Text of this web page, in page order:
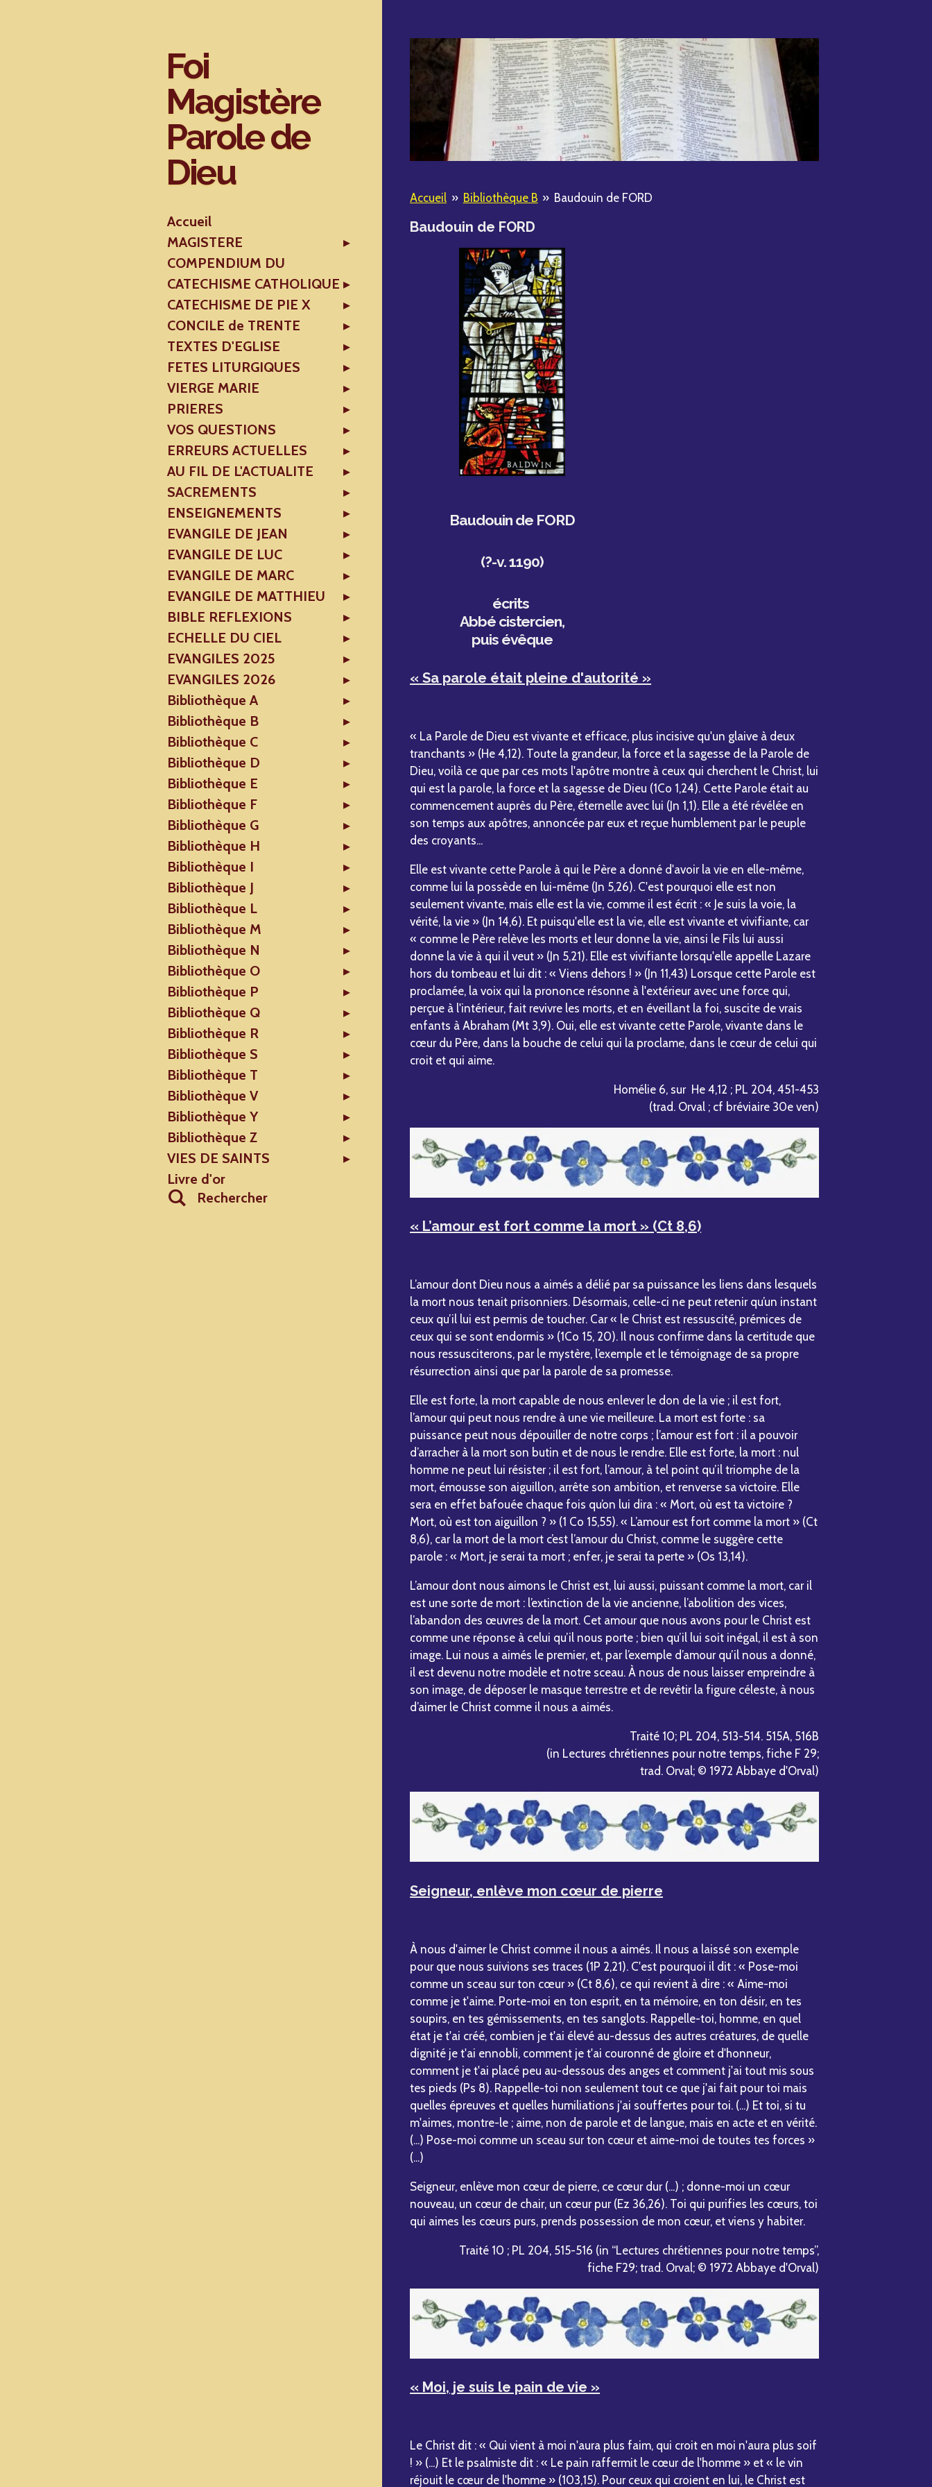
Accueil » Bibliothèque B » Baudouin de FORD
Baudouin de FORD
Baudouin de FORD
(?-v. 1190)
écrits
Abbé cistercien,
puis évêque
« Sa parole était pleine d'autorité »
« La Parole de Dieu est vivante et efficace, plus incisive qu'un glaive à deux
tranchants » (He 4,12). Toute la grandeur, la force et la sagesse de la Parole de
Dieu, voilà ce que par ces mots l'apôtre montre à ceux qui cherchent le Christ, lui
qui est la parole, la force et la sagesse de Dieu (1Co 1,24). Cette Parole était au
commencement auprès du Père, éternelle avec lui (Jn 1,1). Elle a été révélée en
son temps aux apôtres, annoncée par eux et reçue humblement par le peuple
des croyants...
Elle est vivante cette Parole à qui le Père a donné d'avoir la vie en elle-même,
comme lui la possède en lui-même (Jn 5,26). C'est pourquoi elle est non
seulement vivante, mais elle est la vie, comme il est écrit : « Je suis la voie, la
vérité, la vie » (Jn 14,6). Et puisqu'elle est la vie, elle est vivante et vivifiante, car
« comme le Père relève les morts et leur donne la vie, ainsi le Fils lui aussi
donne la vie à qui il veut » (Jn 5,21). Elle est vivifiante lorsqu'elle appelle Lazare
hors du tombeau et lui dit : « Viens dehors ! » (Jn 11,43) Lorsque cette Parole est
proclamée, la voix qui la prononce résonne à l'extérieur avec une force qui,
perçue à l'intérieur, fait revivre les morts, et en éveillant la foi, suscite de vrais
enfants à Abraham (Mt 3,9). Oui, elle est vivante cette Parole, vivante dans le
cœur du Père, dans la bouche de celui qui la proclame, dans le cœur de celui qui
croit et qui aime.
Homélie 6, sur He 4,12 ; PL 204, 451-453
(trad. Orval ; cf bréviaire 30e ven)
« L’amour est fort comme la mort » (Ct 8,6)
L’amour dont Dieu nous a aimés a délié par sa puissance les liens dans lesquels
la mort nous tenait prisonniers. Désormais, celle-ci ne peut retenir qu’un instant
ceux qu’il lui est permis de toucher. Car « le Christ est ressuscité, prémices de
ceux qui se sont endormis » (1Co 15, 20). Il nous confirme dans la certitude que
nous ressusciterons, par le mystère, l’exemple et le témoignage de sa propre
résurrection ainsi que par la parole de sa promesse.
Elle est forte, la mort capable de nous enlever le don de la vie ; il est fort,
l’amour qui peut nous rendre à une vie meilleure. La mort est forte : sa
puissance peut nous dépouiller de notre corps ; l’amour est fort : il a pouvoir
d’arracher à la mort son butin et de nous le rendre. Elle est forte, la mort : nul
homme ne peut lui résister ; il est fort, l’amour, à tel point qu’il triomphe de la
mort, émousse son aiguillon, arrête son ambition, et renverse sa victoire. Elle
sera en effet bafouée chaque fois qu’on lui dira : « Mort, où est ta victoire ?
Mort, où est ton aiguillon ? » (1 Co 15,55). « L’amour est fort comme la mort » (Ct
8,6), car la mort de la mort c’est l’amour du Christ, comme le suggère cette
parole : « Mort, je serai ta mort ; enfer, je serai ta perte » (Os 13,14).
L’amour dont nous aimons le Christ est, lui aussi, puissant comme la mort, car il
est une sorte de mort : l’extinction de la vie ancienne, l’abolition des vices,
l’abandon des œuvres de la mort. Cet amour que nous avons pour le Christ est
comme une réponse à celui qu’il nous porte ; bien qu’il lui soit inégal, il est à son
image. Lui nous a aimés le premier, et, par l’exemple d’amour qu’il nous a donné,
il est devenu notre modèle et notre sceau. À nous de nous laisser empreindre à
son image, de déposer le masque terrestre et de revêtir la figure céleste, à nous
d’aimer le Christ comme il nous a aimés.
Traité 10; PL 204, 513-514. 515A, 516B
(in Lectures chrétiennes pour notre temps, fiche F 29;
trad. Orval; © 1972 Abbaye d'Orval)
Seigneur, enlève mon cœur de pierre
À nous d'aimer le Christ comme il nous a aimés. Il nous a laissé son exemple
pour que nous suivions ses traces (1P 2,21). C'est pourquoi il dit : « Pose-moi
comme un sceau sur ton cœur » (Ct 8,6), ce qui revient à dire : « Aime-moi
comme je t'aime. Porte-moi en ton esprit, en ta mémoire, en ton désir, en tes
soupirs, en tes gémissements, en tes sanglots. Rappelle-toi, homme, en quel
état je t'ai créé, combien je t'ai élevé au-dessus des autres créatures, de quelle
dignité je t'ai ennobli, comment je t'ai couronné de gloire et d'honneur,
comment je t'ai placé peu au-dessous des anges et comment j'ai tout mis sous
tes pieds (Ps 8). Rappelle-toi non seulement tout ce que j'ai fait pour toi mais
quelles épreuves et quelles humiliations j'ai souffertes pour toi. (...) Et toi, si tu
m'aimes, montre-le ; aime, non de parole et de langue, mais en acte et en vérité.
(...) Pose-moi comme un sceau sur ton cœur et aime-moi de toutes tes forces »
(...)
Seigneur, enlève mon cœur de pierre, ce cœur dur (...) ; donne-moi un cœur
nouveau, un cœur de chair, un cœur pur (Ez 36,26). Toi qui purifies les cœurs, toi
qui aimes les cœurs purs, prends possession de mon cœur, et viens y habiter.
Traité 10 ; PL 204, 515-516 (in “Lectures chrétiennes pour notre temps”,
fiche F29; trad. Orval; © 1972 Abbaye d'Orval)
« Moi, je suis le pain de vie »
Le Christ dit : « Qui vient à moi n'aura plus faim, qui croit en moi n'aura plus soif
! » (...) Et le psalmiste dit : « Le pain raffermit le cœur de l'homme » et « le vin
réjouit le cœur de l'homme » (103,15). Pour ceux qui croient en lui, le Christ est
Foi
Magistère
Parole de
Dieu
Accueil
MAGISTERE
COMPENDIUM DU
CATECHISME CATHOLIQUE
CATECHISME DE PIE X
CONCILE de TRENTE
TEXTES D'EGLISE
FETES LITURGIQUES
VIERGE MARIE
PRIERES
VOS QUESTIONS
ERREURS ACTUELLES
AU FIL DE L'ACTUALITE
SACREMENTS
ENSEIGNEMENTS
EVANGILE DE JEAN
EVANGILE DE LUC
EVANGILE DE MARC
EVANGILE DE MATTHIEU
BIBLE REFLEXIONS
ECHELLE DU CIEL
EVANGILES 2025
EVANGILES 2026
Bibliothèque A
Bibliothèque B
Bibliothèque C
Bibliothèque D
Bibliothèque E
Bibliothèque F
Bibliothèque G
Bibliothèque H
Bibliothèque I
Bibliothèque J
Bibliothèque L
Bibliothèque M
Bibliothèque N
Bibliothèque O
Bibliothèque P
Bibliothèque Q
Bibliothèque R
Bibliothèque S
Bibliothèque T
Bibliothèque V
Bibliothèque Y
Bibliothèque Z
VIES DE SAINTS
Livre d'or
Rechercher